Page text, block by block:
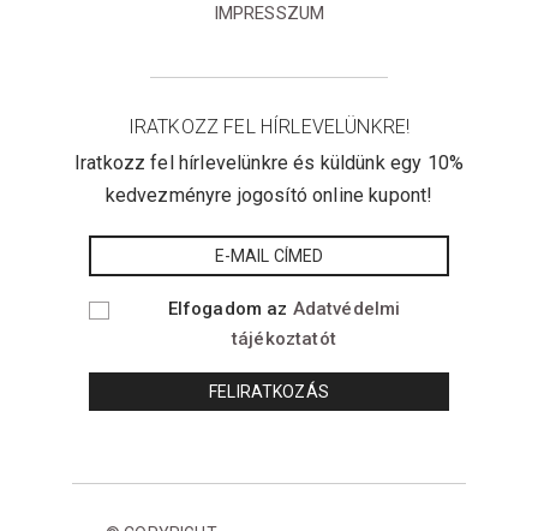
IMPRESSZUM
IRATKOZZ FEL HÍRLEVELÜNKRE!
Iratkozz fel hírlevelünkre és küldünk egy 10%
kedvezményre jogosító online kupont!
Elfogadom az Adatvédelmi
tájékoztatót